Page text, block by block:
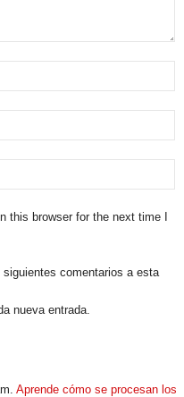
this browser for the next time I
comentarios a esta
nueva entrada.
Aprende cómo se procesan los